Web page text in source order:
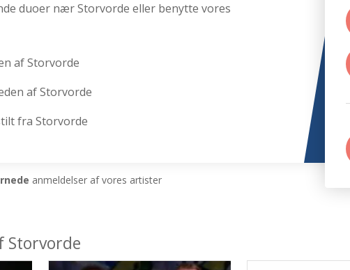
duoer nær Storvorde eller benytte vores
af Storvorde
af Storvorde
fra Storvorde
anmeldelser af vores artister
Storvorde